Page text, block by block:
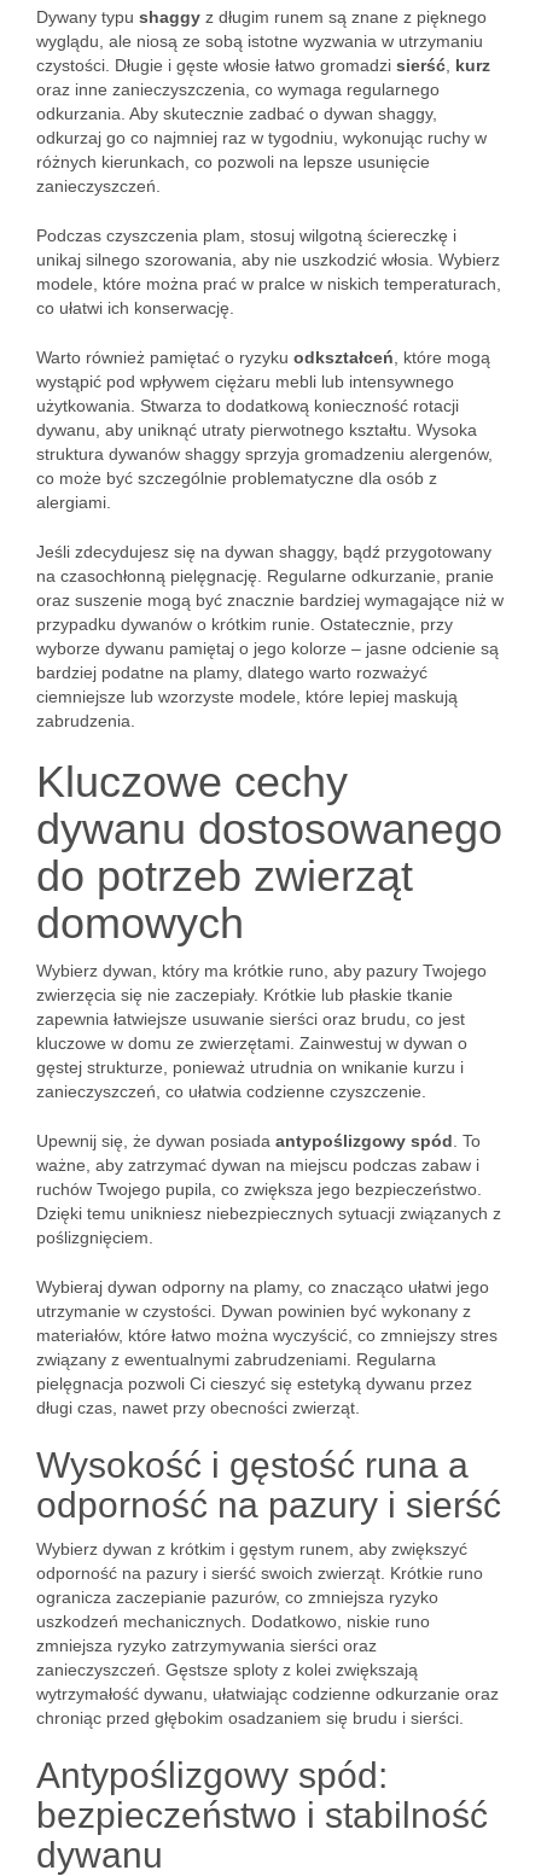
Dywany typu shaggy z długim runem są znane z pięknego
wyglądu, ale niosą ze sobą istotne wyzwania w utrzymaniu
czystości. Długie i gęste włosie łatwo gromadzi sierść kurz
oraz inne zanieczyszczenia, co wymaga regularnego
odkurzania. Aby skutecznie zadbać o dywan shaggy,
odkurzaj go co najmniej raz w tygodniu, wykonując ruchy w
różnych kierunkach, co pozwoli na lepsze usunięcie
zanieczyszczeń.
Podczas czyszczenia plam, stosuj wilgotną ściereczkę i
unikaj silnego szorowania, aby nie uszkodzić włosia. Wybierz
modele, które można prać w pralce w niskich temperaturach,
co ułatwi ich konserwację.
Warto również pamiętać o ryzyku odkształceń , które mogą
wystąpić pod wpływem ciężaru mebli lub intensywnego
użytkowania. Stwarza to dodatkową konieczność rotacji
dywanu, aby uniknąć utraty pierwotnego kształtu. Wysoka
struktura dywanów shaggy sprzyja gromadzeniu alergenów,
co może być szczególnie problematyczne dla osób z
alergiami.
Jeśli zdecydujesz się na dywan shaggy, bądź przygotowany
na czasochłonną pielęgnację. Regularne odkurzanie, pranie
oraz suszenie mogą być znacznie bardziej wymagające niż w
przypadku dywanów o krótkim runie. Ostatecznie, przy
wyborze dywanu pamiętaj o jego kolorze – jasne odcienie są
bardziej podatne na plamy, dlatego warto rozważyć
ciemniejsze lub wzorzyste modele, które lepiej maskują
zabrudzenia.
Kluczowe cechy
dywanu dostosowanego
do potrzeb zwierząt
domowych
Wybierz dywan, który ma krótkie runo, aby pazury Twojego
zwierzęcia się nie zaczepiały. Krótkie lub płaskie tkanie
zapewnia łatwiejsze usuwanie sierści oraz brudu, co jest
kluczowe w domu ze zwierzętami. Zainwestuj w dywan o
gęstej strukturze, ponieważ utrudnia on wnikanie kurzu i
zanieczyszczeń, co ułatwia codzienne czyszczenie.
Upewnij się, że dywan posiada antypoślizgowy spód . To
ważne, aby zatrzymać dywan na miejscu podczas zabaw i
ruchów Twojego pupila, co zwiększa jego bezpieczeństwo.
Dzięki temu unikniesz niebezpiecznych sytuacji związanych z
poślizgnięciem.
Wybieraj dywan odporny na plamy, co znacząco ułatwi jego
utrzymanie w czystości. Dywan powinien być wykonany z
materiałów, które łatwo można wyczyścić, co zmniejszy stres
związany z ewentualnymi zabrudzeniami. Regularna
pielęgnacja pozwoli Ci cieszyć się estetyką dywanu przez
długi czas, nawet przy obecności zwierząt.
Wysokość i gęstość runa a
odporność na pazury i sierść
Wybierz dywan z krótkim i gęstym runem, aby zwiększyć
odporność na pazury i sierść swoich zwierząt. Krótkie runo
ogranicza zaczepianie pazurów, co zmniejsza ryzyko
uszkodzeń mechanicznych. Dodatkowo, niskie runo
zmniejsza ryzyko zatrzymywania sierści oraz
zanieczyszczeń. Gęstsze sploty z kolei zwiększają
wytrzymałość dywanu, ułatwiając codzienne odkurzanie oraz
chroniąc przed głębokim osadzaniem się brudu i sierści.
Antypoślizgowy spód:
bezpieczeństwo i stabilność
dywanu